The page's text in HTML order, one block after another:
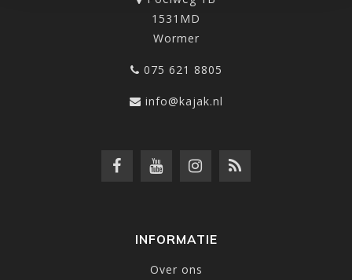
1531MD
Wormer
075 621 8805
info@kajak.nl
INFORMATIE
Over ons